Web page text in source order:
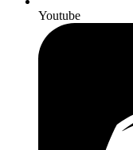
Youtube